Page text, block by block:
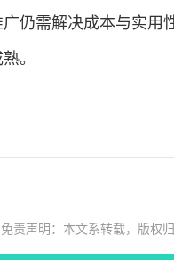
广仍需解决成本与实用
。
免责声明：本文系转载，版权